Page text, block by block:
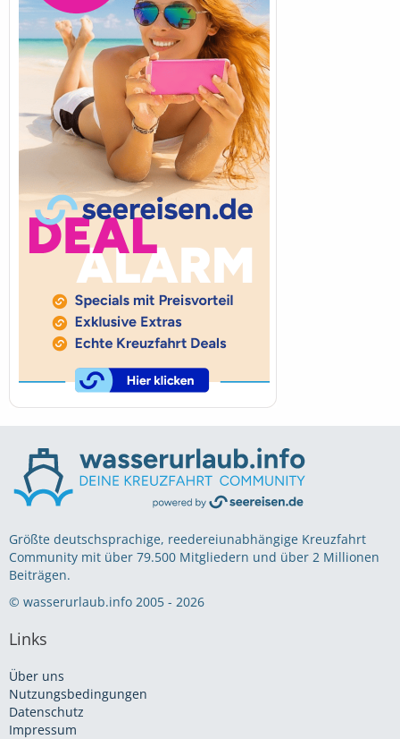
Größte deutschsprachige, reedereiunabhängige Kreuzfahrt
Community mit über 79.500 Mitgliedern und über 2 Millionen
Beiträgen.
© wasserurlaub.info 2005 - 2026
Links
Über uns
Nutzungsbedingungen
Datenschutz
Impressum